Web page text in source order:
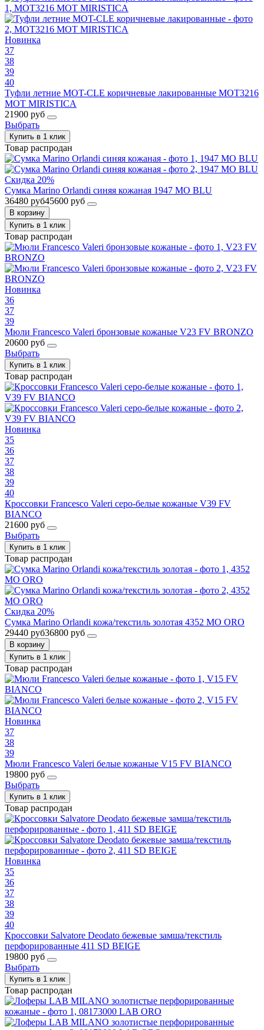
Новинка
37
38
39
40
Туфли летние MOT-CLE коричневые лакированные MOT3216
MOT MIRISTICA
21900 руб
Выбрать
Купить в 1 клик
Товар распродан
Скидка 20%
Сумка Marino Orlandi синяя кожаная 1947 MO BLU
36480 руб45600 руб
В корзину
Купить в 1 клик
Товар распродан
Новинка
36
37
39
Мюли Francesco Valeri бронзовые кожаные V23 FV BRONZO
20600 руб
Выбрать
Купить в 1 клик
Товар распродан
Новинка
35
36
37
38
39
40
Кроссовки Francesco Valeri серо-белые кожаные V39 FV
BIANCO
21600 руб
Выбрать
Купить в 1 клик
Товар распродан
Скидка 20%
Сумка Marino Orlandi кожа/текстиль золотая 4352 MO ORO
29440 руб36800 руб
В корзину
Купить в 1 клик
Товар распродан
Новинка
37
38
39
Мюли Francesco Valeri белые кожаные V15 FV BIANCO
19800 руб
Выбрать
Купить в 1 клик
Товар распродан
Новинка
35
36
37
38
39
40
Кроссовки Salvatore Deodato бежевые замша/текстиль
перфорированные 411 SD BEIGE
19800 руб
Выбрать
Купить в 1 клик
Товар распродан